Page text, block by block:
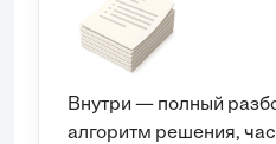
2. Найти
Найти изображение
3. Решение
Внутри — полный
алгоритм решения,